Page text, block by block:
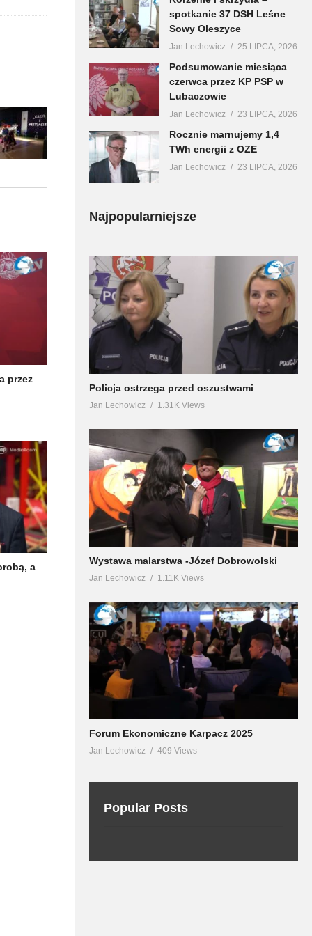
przez
a
spotkanie 37 DSH Leśne
Sowy Oleszyce
Jan Lechowicz 25 LIPCA, 2026
Podsumowanie miesiąca
czerwca przez KP PSP w
Lubaczowie
Jan Lechowicz 23 LIPCA, 2026
Rocznie marnujemy 1,4
TWh energii z OZE
Jan Lechowicz 23 LIPCA, 2026
Najpopularniejsze
Policja ostrzega przed oszustwami
Jan Lechowicz 1.31K Views
Wystawa malarstwa -Józef Dobrowolski
Jan Lechowicz 1.11K Views
Forum Ekonomiczne Karpacz 2025
Jan Lechowicz 409 Views
Popular Posts